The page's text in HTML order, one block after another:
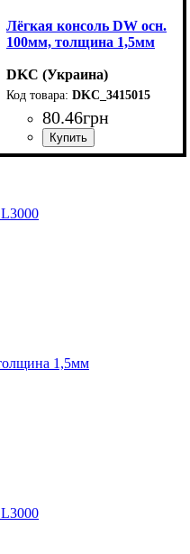
Лёгкая консоль DW осн.
100мм, толщина 1,5мм
DKC (Украина)
DKC_3415015
80.46грн
Устройство: системные
Тип устройства: консоль
Покрытие: метод
Ширина, мм: 100
Толщина стали, мм: 1,5
1,5мм